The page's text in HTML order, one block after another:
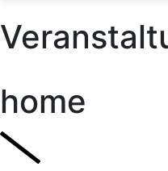
home